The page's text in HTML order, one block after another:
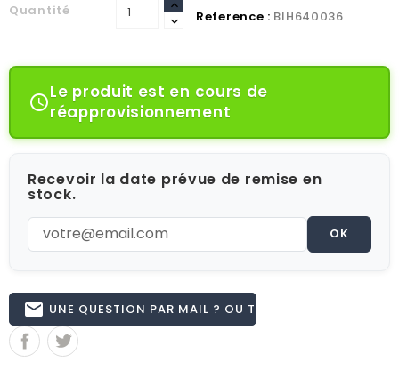
Quantité Reference : BIH640036
Le produit est en cours de
réapprovisionnement
Recevoir la date prévue de remise en
stock.
OK
email UNE QUESTION PAR MAIL ? OU TÉL 02.51.62.16.59